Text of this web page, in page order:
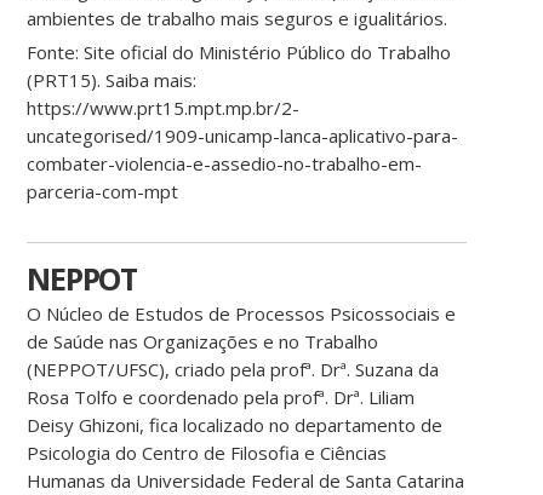
ambientes de trabalho mais seguros e igualitários.
Fonte: Site oficial do Ministério Público do Trabalho
(PRT15). Saiba mais:
https://www.prt15.mpt.mp.br/2-
uncategorised/1909-unicamp-lanca-aplicativo-para-
combater-violencia-e-assedio-no-trabalho-em-
parceria-com-mpt
NEPPOT
O Núcleo de Estudos de Processos Psicossociais e
de Saúde nas Organizações e no Trabalho
(NEPPOT/UFSC), criado pela profª. Drª. Suzana da
Rosa Tolfo e coordenado pela profª. Drª. Liliam
Deisy Ghizoni, fica localizado no departamento de
Psicologia do Centro de Filosofia e Ciências
Humanas da Universidade Federal de Santa Catarina